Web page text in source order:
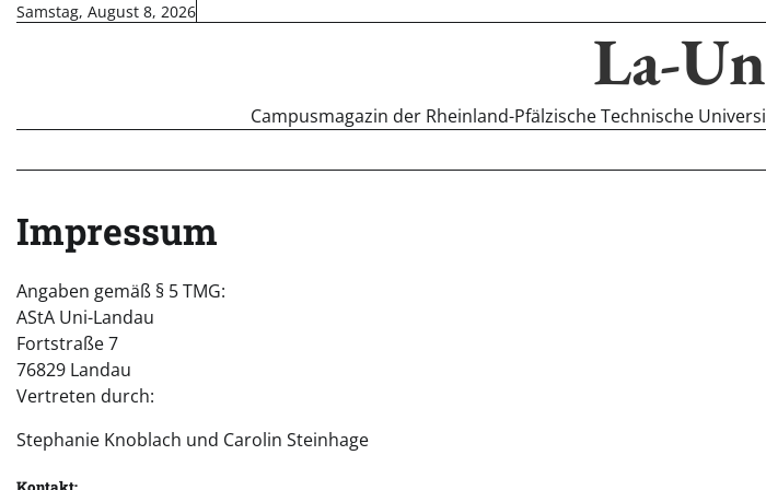
SkipSamstag, August 8, 2026
La-
Campusmagazin der Rheinland-Pfälzische Technische
Impressum
Angaben gemäß § 5 TMG:
AStA Uni-Landau
Fortstraße 7
76829 Landau
Vertreten durch:
Stephanie Knoblach und Carolin Steinhage